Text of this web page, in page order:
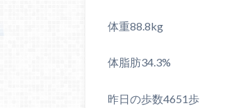
体重88.8kg
体脂肪34.3%
昨日の歩数4651歩